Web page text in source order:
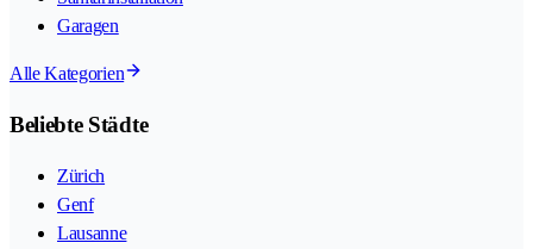
Garagen
Alle Kategorien
Beliebte Städte
Zürich
Genf
Lausanne